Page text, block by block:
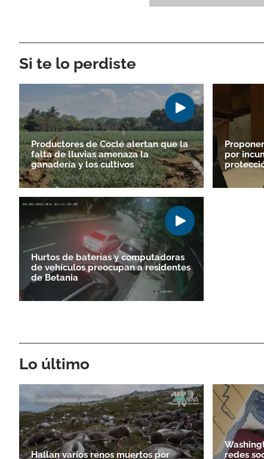
Si te lo perdiste
Productores de Coclé alertan que la
falta de lluvias amenaza la
ganadería y los cultivos
por
Hurtos de baterías y computadoras
de vehículos preocupan a residentes
de Betania
Lo último
Hallan varios renos muertos por
redes